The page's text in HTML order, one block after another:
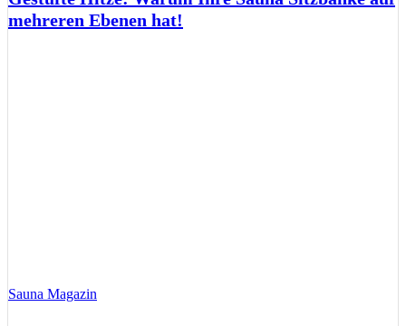
mehreren Ebenen hat!
Sauna Magazin